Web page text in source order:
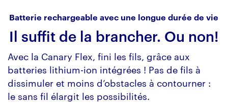
Batterie rechargeable avec une longue durée de vie
Il suffit de la brancher. Ou non!
Avec la Canary Flex, fini les fils, grâce aux
batteries lithium-ion intégrées ! Pas de fils à
dissimuler et moins d’obstacles à contourner :
le sans fil élargit les possibilités.